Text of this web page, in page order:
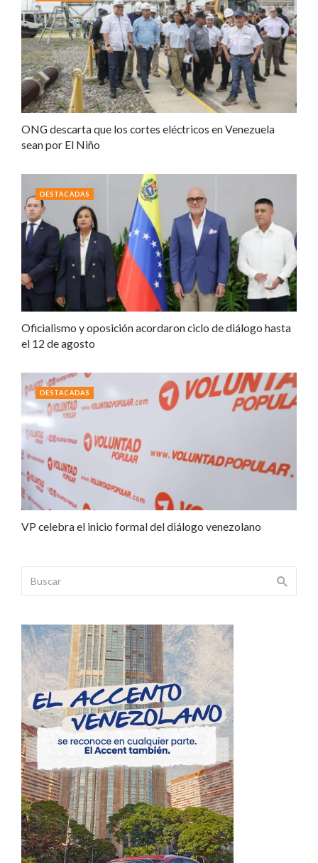
ONG descarta que los cortes eléctricos en Venezuela
sean por El Niño
Oficialismo y oposición acordaron ciclo de diálogo hasta
el 12 de agosto
DESTACADAS
VP celebra el inicio formal del diálogo venezolano
DESTACADAS